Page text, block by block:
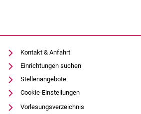
Kontakt & Anfahrt
Einrichtungen suchen
Stellenangebote
Cookie-Einstellungen
Vorlesungsverzeichnis